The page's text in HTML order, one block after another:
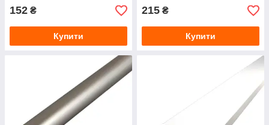
152 ₴
Купити
215 ₴
Купити